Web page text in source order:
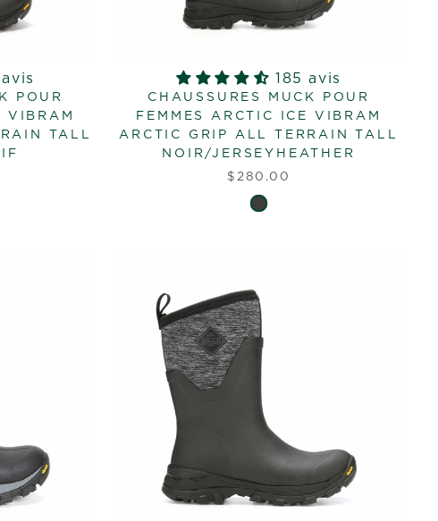
POUR
VIBRAM
TALL
185 avis
CHAUSSURES MUCK POUR
FEMMES ARCTIC ICE VIBRAM
ARCTIC GRIP ALL TERRAIN TALL
NOIR/JERSEYHEATHER
$280.00